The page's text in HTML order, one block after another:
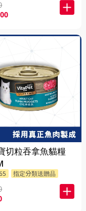
切粒吞拿魚貓糧
指定分類送贈品